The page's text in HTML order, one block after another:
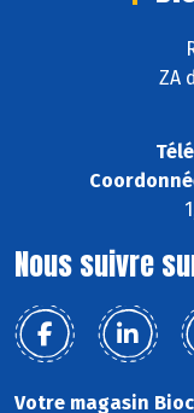
ZA
Nous suivre
Votre magasin